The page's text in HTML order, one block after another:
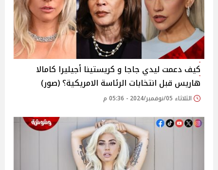
كيف دعمت ليدي جاجا و كريستينا أجيليرا كامالا
هاريس قبل انتخابات الرئاسة الامريكية؟ (صور)
الثلاثاء 05/نوفمبر/2024 - 05:36 م